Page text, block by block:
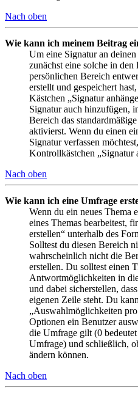
Nach oben
Wie kann ich meinem Beitrag
Um eine Signatur an
zunächst eine solche in
persönlichen Bereich
erstellt und gespeichert
Kästchen „Signatur
Signatur auch hinzufügen,
Bereich das
aktivierst. Wenn du einen
Signatur verfassen
Kontrollkästchen „Signatur
Nach oben
Wie kann ich eine Umfrage
Wenn du ein neues Thema
eines Themas bearbeitest,
erstellen“ unterhalb des
Solltest du diesen Bereich
wahrscheinlich nicht die
erstellen. Du solltest einen
Antwortmöglichkeiten in
und dabei sicherstellen,
eigenen Zeile steht. Du
„Auswahlmöglichkeiten
Optionen ein Benutzer
die Umfrage gilt (0
Umfrage) und schließlich,
ändern können.
Nach oben